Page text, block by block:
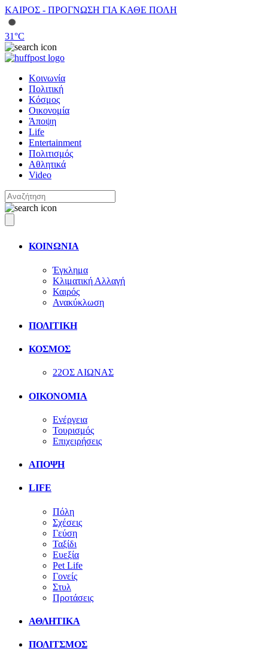
ΚΑΙΡΟΣ - ΠΡΟΓΝΩΣΗ ΓΙΑ ΚΑΘΕ ΠΟΛΗ
31°C
Κοινωνία
Πολιτική
Κόσμος
Οικονομία
Άποψη
Life
Entertainment
Πολιτισμός
Αθλητικά
Video
ΚΟΙΝΩΝΙΑ
Έγκλημα
Κλιματική Αλλαγή
Καιρός
Ανακύκλωση
ΠΟΛΙΤΙΚΗ
ΚΟΣΜΟΣ
22ΟΣ ΑΙΩΝΑΣ
ΟΙΚΟΝΟΜΙΑ
Ενέργεια
Τουρισμός
Επιχειρήσεις
ΑΠΟΨΗ
LIFE
Πόλη
Σχέσεις
Γεύση
Ταξίδι
Ευεξία
Pet Life
Γονείς
Στυλ
Προτάσεις
ΑΘΛΗΤΙΚΑ
ΠΟΛΙΤΣΜΟΣ